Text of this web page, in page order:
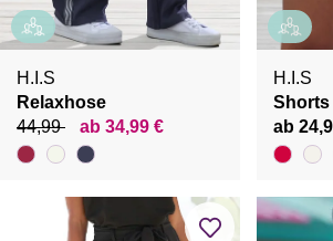
H.I.S
Relaxhose
44,99
ab 34,99 €
H.I.S
Shorts
ab